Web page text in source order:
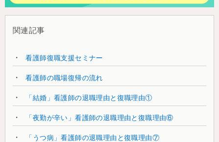
関連記事
看護師復職支援セミナー
看護師の職場復帰の流れ
「結婚」看護師の退職理由と復職理由①
「夜勤が辛い」看護師の退職理由と復職理由⑥
「うつ病」看護師の退職理由と復職理由⑦